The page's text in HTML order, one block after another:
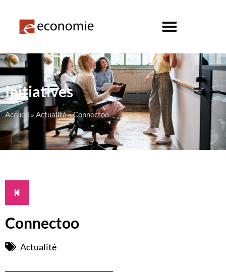
Initiatives
Accueil » Actualité»Connectoo
Connectoo
Actualité